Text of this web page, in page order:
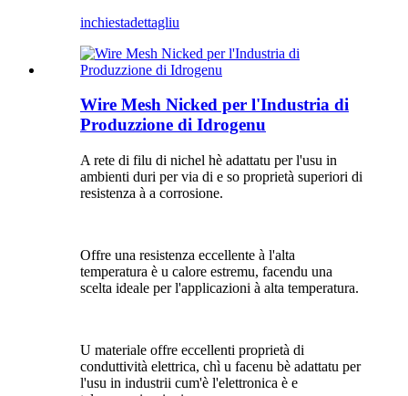
inchiestadettagliu
Wire Mesh Nicked per l'Industria di
Produzzione di Idrogenu
A rete di filu di nichel hè adattatu per l'usu in
ambienti duri per via di e so proprietà superiori di
resistenza à a corrosione.
Offre una resistenza eccellente à l'alta
temperatura è u calore estremu, facendu una
scelta ideale per l'applicazioni à alta temperatura.
U materiale offre eccellenti proprietà di
conduttività elettrica, chì u facenu bè adattatu per
l'usu in industrii cum'è l'elettronica è e